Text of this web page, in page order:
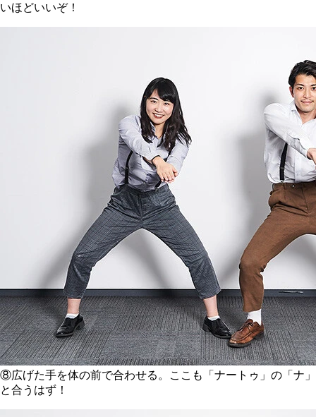
いほどいいぞ！
⑧広げた手を体の前で合わせる。ここも「ナートゥ」の「ナ」
と合うはず！